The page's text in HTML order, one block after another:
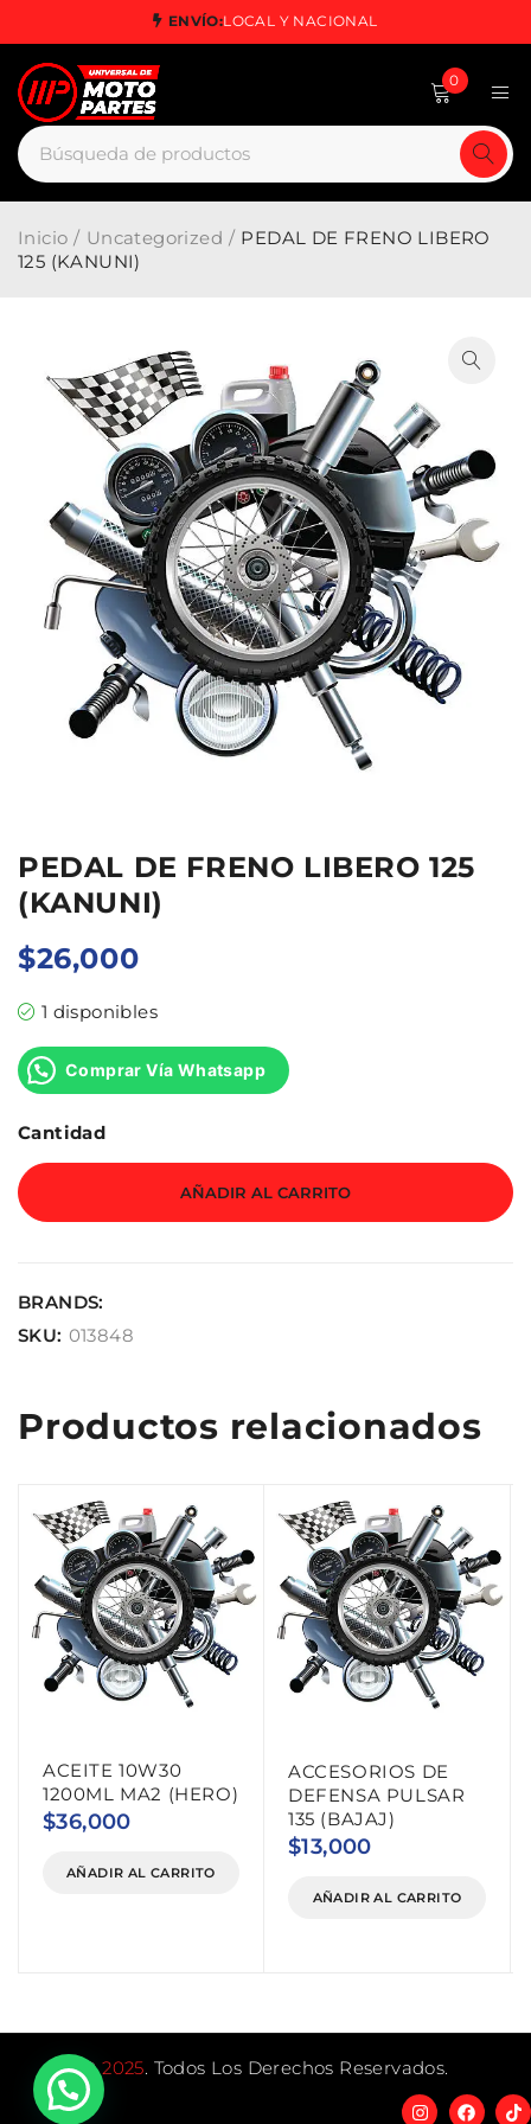
ENVÍO:LOCAL Y NACIONAL
0
Inicio / Uncategorized / PEDAL DE FRENO LIBERO
125 (KANUNI)
PEDAL DE FRENO LIBERO 125
(KANUNI)
$26,000
1 disponibles
Comprar Vía Whatsapp
Cantidad
AÑADIR AL CARRITO
BRANDS:
SKU: 013848
Productos relacionados
ACEITE 10W30
1200ML MA2 (HERO)
$36,000
AÑADIR AL CARRITO
ACCESORIOS DE
DEFENSA PULSAR
135 (BAJAJ)
$13,000
AÑADIR AL CARRITO
©2025. Todos Los Derechos Reservados.